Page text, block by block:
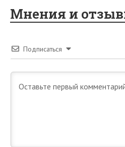
Мнения и
Подписаться